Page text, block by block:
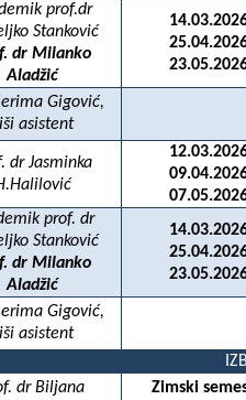
prof.dr
Stanković
dr Milanko
Aladžić
Gigović,
asistent
dr Jasminka
prof. dr
Stanković
dr Milanko
Aladžić
Gigović,
asistent
dr Biljana
Zimski